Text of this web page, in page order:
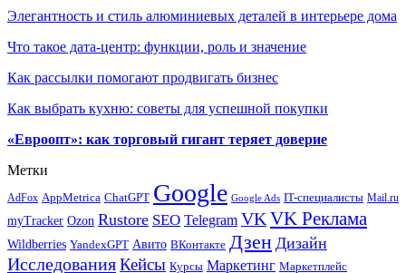
Элегантность и стиль алюминиевых деталей в интерьере дома
Что такое дата-центр: функции, роль и значение
Как рассылки помогают продвигать бизнес
Как выбрать кухню: советы для успешной покупки
«Евроопт»: как торговый гигант теряет доверие
Метки
AdFox AppMetrica ChatGPT Google Google Ads IT-специалисты Mail.ru
myTracker Ozon Rustore SEO Telegram VKVK Реклама
Wildberries YandexGPT Авито ВКонтакте Дзен Дизайн
ИсследованияКейсы Курсы Маркетинг Маркетплейс